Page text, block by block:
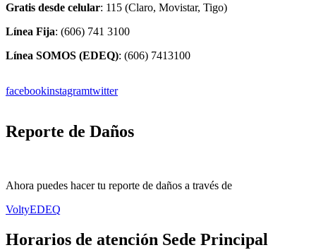
Gratis desde celular: 115 (Claro, Movistar, Tigo)
Línea Fija: (606) 741 3100
Línea SOMOS (EDEQ): (606) 7413100
facebookinstagramtwitter
Reporte de Daños
Ahora puedes hacer tu reporte de daños a través de
VoltyEDEQ
Horarios de atención Sede Principal